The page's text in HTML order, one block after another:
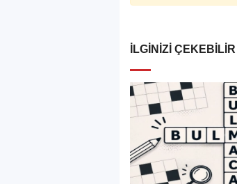
İLGINIZI ÇEKEBILIR